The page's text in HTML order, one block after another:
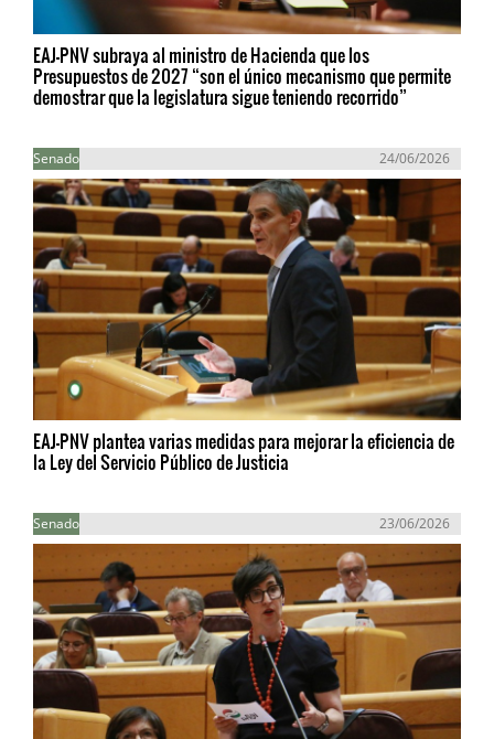
EAJ-PNV subraya al ministro de Hacienda que los
Presupuestos de 2027 “son el único mecanismo que permite
demostrar que la legislatura sigue teniendo recorrido”
Senado 24/06/2026
EAJ-PNV plantea varias medidas para mejorar la eficiencia de
la Ley del Servicio Público de Justicia
Senado 23/06/2026